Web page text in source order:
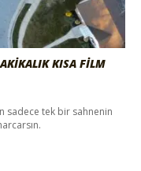
KISA FİLM
sadece tek bir sahnenin